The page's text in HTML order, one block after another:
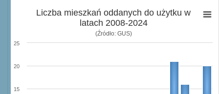
Liczba mieszkań oddanych do użytku w
latach 2008-2024
(Źródło: GUS)
15
20
25